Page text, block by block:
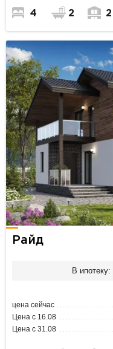
4 2 2
Райд
В ипотеку:
цена сейчас
Цена с 16.08
Цена с 31.08